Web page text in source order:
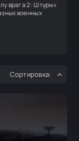
врага 2: Штурм»
военных